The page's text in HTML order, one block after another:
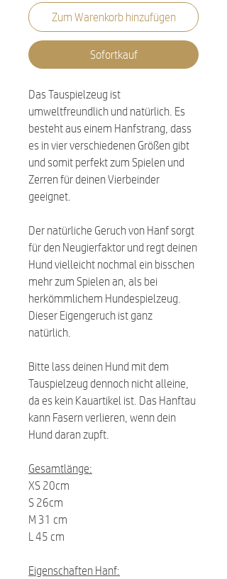
Zum Warenkorb hinzufügen
Sofortkauf
Das Tauspielzeug ist
umweltfreundlich und natürlich. Es
besteht aus einem Hanfstrang, dass
es in vier verschiedenen Größen gibt
und somit perfekt zum Spielen und
Zerren für deinen Vierbeinder
geeignet.
Der natürliche Geruch von Hanf sorgt
für den Neugierfaktor und regt deinen
Hund vielleicht nochmal ein bisschen
mehr zum Spielen an, als bei
herkömmlichem Hundespielzeug.
Dieser Eigengeruch ist ganz
natürlich.
Bitte lass deinen Hund mit dem
Tauspielzeug dennoch nicht alleine,
da es kein Kauartikel ist. Das Hanftau
kann Fasern verlieren, wenn dein
Hund daran zupft.
Gesamtlänge:
XS 20cm
S 26cm
M 31 cm
L 45 cm
Eigenschaften Hanf: